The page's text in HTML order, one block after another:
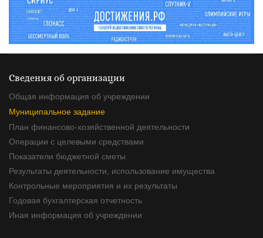
Сведения об организации
Общая информация об учреждении
Муниципальное задание
План финансово-хозяйственной деятельности
Операции с целевыми средствами
Показатели бюджетной сметы
Результаты деятельности, использование имущества
Контрольные мероприятия и их результаты
Годовая бухгалтерская отчетность
Иная информация об учреждении